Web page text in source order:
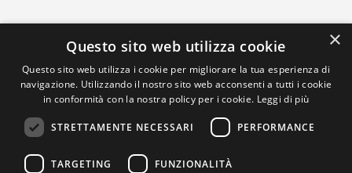
×
Questo sito web utilizza cookie
Questo sito web utilizza i cookie per migliorare la tua esperienza di
navigazione. Utilizzando il nostro sito web acconsenti a tutti i cookie
in conformità con la nostra policy per i cookie. Leggi di più
STRETTAMENTE NECESSARI PERFORMANCE
TARGETING FUNZIONALITÀ